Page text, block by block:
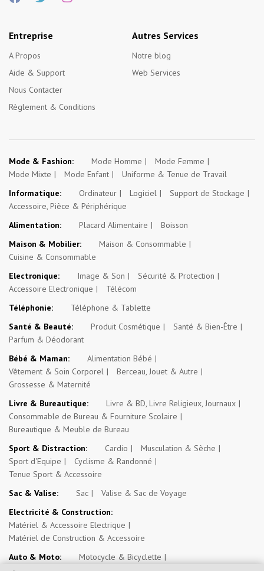
Entreprise
A Propos
Aide & Support
Nous Contacter
Règlement & Conditions
Autres Services
Notre blog
Web Services
Mode & Fashion: Mode Homme
Mode Femme
Mode Mixte
Mode Enfant
Uniforme & Tenue de Travail
Informatique:
Ordinateur Logiciel
Support de Stockage
Accessoire, Pièce & Périphérique
Alimentation:
Placard Alimentaire
Boisson
Maison & Mobilier:
Maison & Consommable
Cuisine & Consommable
Electronique:
Image & Son
Sécurité & Protection
Accessoire Electronique
Télécom
Téléphonie:
Téléphone & Tablette
Santé & Beauté:
Produit Cosmétique
Santé & Bien-Être
Parfum & Déodorant
Bébé & Maman:
Alimentation Bébé
Vêtement & Soin Corporel
Berceau, Jouet & Autre
Grossesse & Maternité
Livre & Bureautique:
Livre & BD, Livre Religieux, Journaux
Consommable de Bureau & Fourniture Scolaire
Bureautique & Meuble de Bureau
Sport & Distraction:
Cardio
Musculation & Sèche
Sport d'Equipe
Cyclisme & Randonné
Tenue Sport & Accessoire
Sac & Valise:
Sac
Valise & Sac de Voyage
Electricité & Construction:
Matériel & Accessoire Electrique
Matériel de Construction & Accessoire
Auto & Moto:
Motocycle & Bicyclette